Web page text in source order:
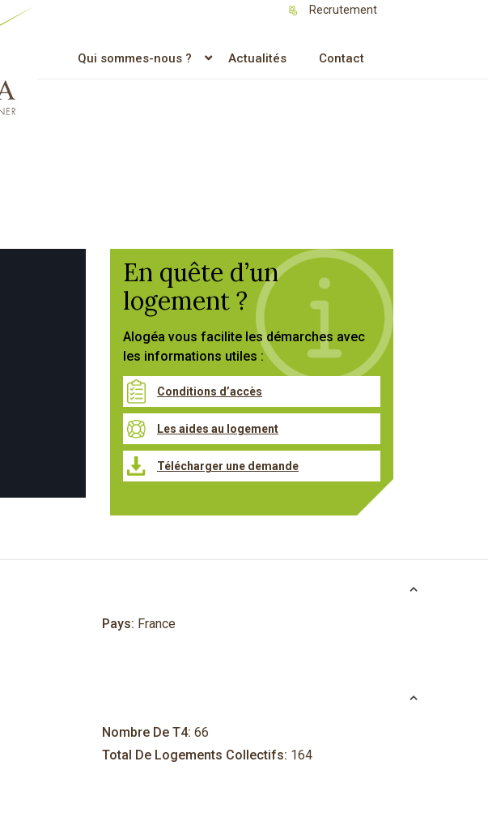
Recrutement
Qui sommes-nous ? Actualités Contact
En quête d’un
logement ?
Alogéa vous facilite les démarches avec
les informations utiles :
Conditions d’accès
Les aides au logement
Télécharger une demande
Pays: France
Nombre De T4: 66
Total De Logements Collectifs: 164